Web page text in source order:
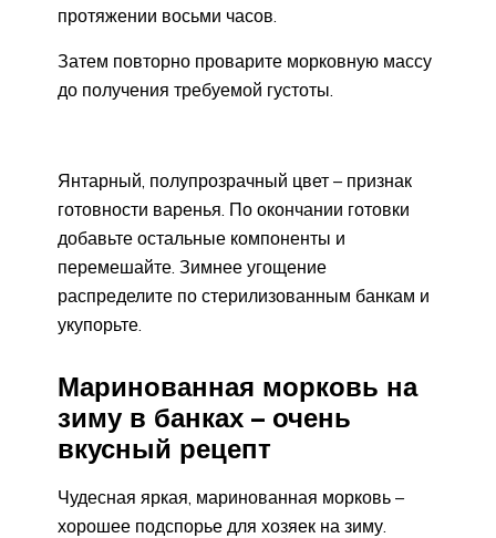
протяжении восьми часов.
Затем повторно проварите морковную массу
до получения требуемой густоты.
Янтарный, полупрозрачный цвет – признак
готовности варенья. По окончании готовки
добавьте остальные компоненты и
перемешайте. Зимнее угощение
распределите по стерилизованным банкам и
укупорьте.
Маринованная морковь на
зиму в банках – очень
вкусный рецепт
Чудесная яркая, маринованная морковь –
хорошее подспорье для хозяек на зиму.